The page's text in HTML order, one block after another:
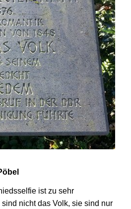
ist zu sehr
nicht das Volk, sie sind nur